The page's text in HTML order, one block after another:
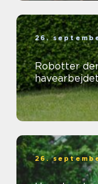
26.
Robotter
havearbejdet
26.